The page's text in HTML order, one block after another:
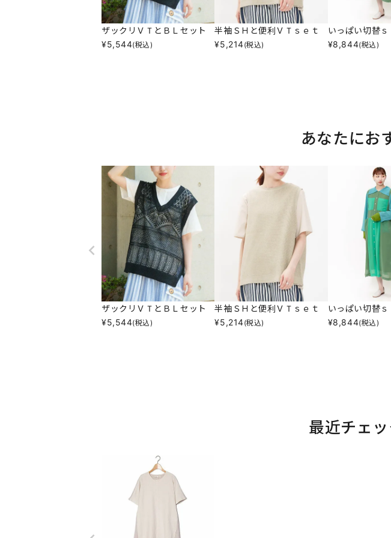
ザックリＶＴとＢＬセット
¥5,544(税込)
半袖ＳＨと便利ＶＴｓｅｔ
¥5,214(税込)
いっぱい切替
¥8,844(税込)
あなたにお
ザックリＶＴとＢＬセット
¥5,544(税込)
半袖ＳＨと便利ＶＴｓｅｔ
¥5,214(税込)
いっぱい切替
¥8,844(税込)
最近チェ